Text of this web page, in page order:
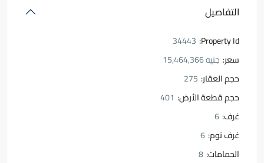
التفاصيل
Property Id:
34443
سعر: جنيه 15,464,366
حجم العقار: 275
حجم قطعة الأرض: 401
غرف: 6
غرف نوم: 6
الحمامات: 8